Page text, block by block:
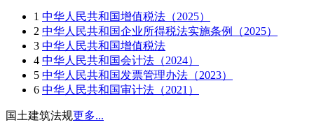
1 中华人民共和国增值税法（2025）
2 中华人民共和国企业所得税法实施条例（2025）
3 中华人民共和国增值税法
4 中华人民共和国会计法（2024）
5 中华人民共和国发票管理办法（2023）
6 中华人民共和国审计法（2021）
国土建筑法规更多...